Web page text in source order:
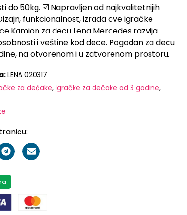
do 50kg. ☑️ Napravljen od najkvalitetnijih
funkcionalnost, izrada ove igračke
za decu Lena Mercedes razvija
i veštine kod dece. Pogodan za decu
na otvorenom i u zatvorenom prostoru.
LENA 020317
za dečake,Igračke za dečake od 3 godine,